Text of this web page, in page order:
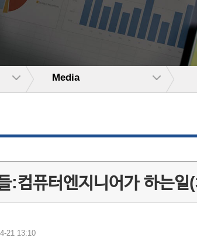
Media
:컴퓨터엔지니어가 하는일
21 13:10